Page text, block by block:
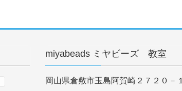
miyabeads ミヤビーズ 教室
岡山県倉敷市玉島阿賀崎２７２０－１